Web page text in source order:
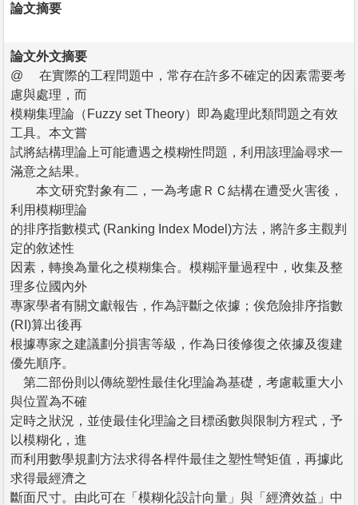
論文摘要
論文外文摘要
@ 在實際的工程問題中，常存在許多不確定的因素需要考
慮與處理，而
模糊集理論（Fuzzy set Theory）即為處理此類問題之有效
工具。本文嘗
試將結構理論上可能遭遇之模糊性問題，利用該理論尋求一
滿意之結果。
本文研究對象有二，一為考慮ＲＣ結構在遭受火害後，
利用模糊理論
的排序指數模式 (Ranking Index Model)方法，將許多主觀判
定的敘述性
因素，轉換為量化之模糊集合。模糊評量過程中，收集及整
理多位國內外
專家學者有關文獻報告，作為評斷之依據；俟危險排序指數
(RI)算出後再
根據專家之建議劃分損害等級，作為日後修復之依據及復建
優先順序。
第二部份則以傳統塑性最佳化理論為基礎，考慮載重大小
與位置為不確
定時之狀況，並使最佳化理論之目標函數與限制方程式，予
以模糊化，進
而利用數學規劃方法求得各桿件最佳之塑性彎矩值，再據此
求得最經濟之
斷面尺寸。由此可在「模糊化設計向量」與「經濟效益」中